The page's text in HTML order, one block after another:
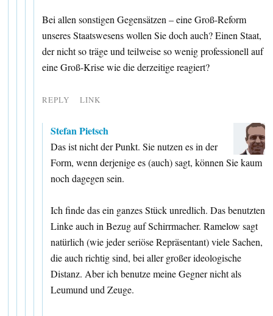
Bei allen sonstigen Gegensätzen – eine Groß-Reform
unseres Staatswesens wollen Sie doch auch? Einen Staat,
der nicht so träge und teilweise so wenig professionell auf
eine Groß-Krise wie die derzeitige reagiert?
REPLY LINK
Stefan Pietsch
Das ist nicht der Punkt. Sie nutzen es in der
Form, wenn derjenige es (auch) sagt, können Sie kaum
noch dagegen sein.
Ich finde das ein ganzes Stück unredlich. Das benutzten
Linke auch in Bezug auf Schirrmacher. Ramelow sagt
natürlich (wie jeder seriöse Repräsentant) viele Sachen,
die auch richtig sind, bei aller großer ideologische
Distanz. Aber ich benutze meine Gegner nicht als
Leumund und Zeuge.